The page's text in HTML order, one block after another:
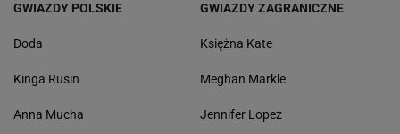
GWIAZDY POLSKIE
Doda
Kinga Rusin
Anna Mucha
GWIAZDY ZAGRANICZNE
Księżna Kate
Meghan Markle
Jennifer Lopez